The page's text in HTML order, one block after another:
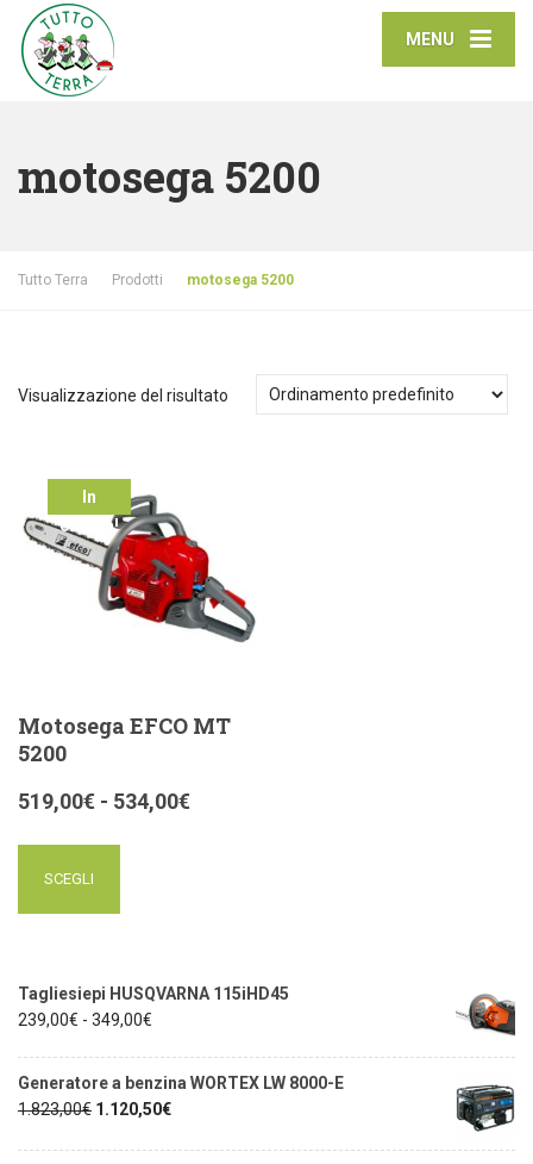
MENU
motosega 5200
Tutto Terra Prodotti motosega 5200
Visualizzazione del risultato
In
offerta!
Motosega EFCO MT
5200
519,00€ - 534,00€
SCEGLI
Tagliesiepi HUSQVARNA 115iHD45
239,00€ - 349,00€
Generatore a benzina WORTEX LW 8000-E
1.823,00€ 1.120,50€